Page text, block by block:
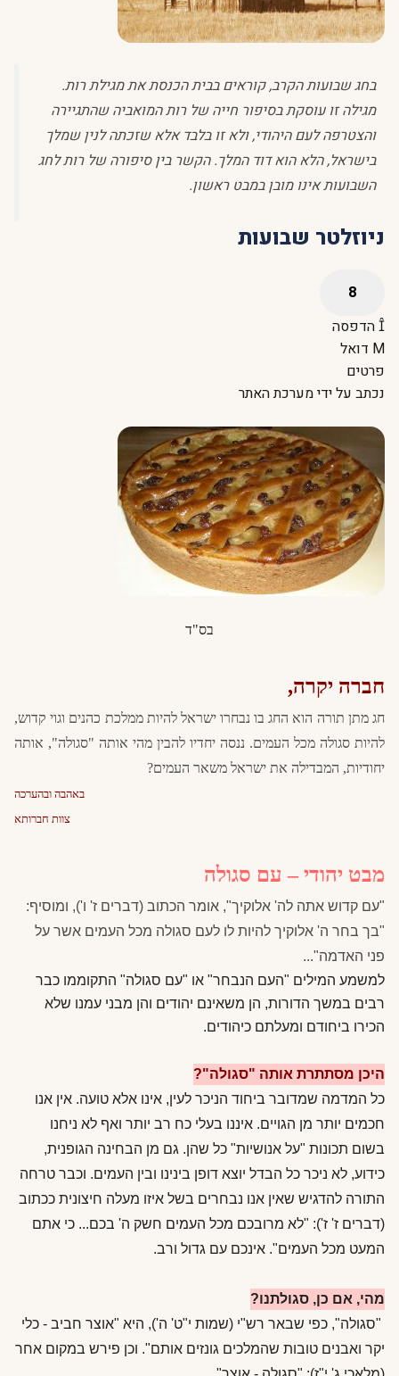
בחג שבועות הקרב, קוראים בבית הכנסת את מגילת רות.
מגילה זו עוסקת בסיפור חייה של רות המואביה שהתגיירה
והצטרפה לעם היהודי, ולא זו בלבד אלא שזכתה לנין שמלך
בישראל, הלא הוא דוד המלך. הקשר בין סיפורה של רות לחג
השבועות אינו מובן במבט ראשון.
ניוזלטר שבועות
הדפסה
דואל
פרטים
נכתב על ידימערכת האתר
בס"ד
חברה יקרה,
חג מתן תורה הוא החג בו נבחרו ישראל להיות ממלכת כהנים וגוי קדוש,
להיות סגולה מכל העמים. ננסה יחדיו להבין מהי אותה "סגולה", אותה
יחודיות, המבדילה את ישראל משאר העמים?
באהבה ובהערכה
צוות חברותא
מבט יהודי – עם סגולה
"עם קדוש אתה לה' אלוקיך", אומר הכתוב (דברים ז' ו'), ומוסיף:
"בך בחר ה' אלוקיך להיות לו לעם סגולה מכל העמים אשר על
פני האדמה"...
למשמע המילים "העם הנבחר" או "עם סגולה" התקוממו כבר
רבים במשך הדורות, הן משאינם יהודים והן מבני עמנו שלא
הכירו ביחודם ומעלתם כיהודים.
היכן מסתתרת אותה "סגולה"?
כל המדמה שמדובר ביחוד הניכר לעין, אינו אלא טועה. אין אנו
חכמים יותר מן הגויים. איננו בעלי כח רב יותר ואף לא ניחנו
בשום תכונות "על אנושיות" כל שהן. גם מן הבחינה הגופנית,
כידוע, לא ניכר כל הבדל יוצא דופן בינינו ובין העמים. וכבר טרחה
התורה להדגיש שאין אנו נבחרים בשל איזו מעלה חיצונית ככתוב
(דברים ז' ז'): "לא מרובכם מכל העמים חשק ה' בכם... כי אתם
המעט מכל העמים". אינכם עם גדול ורב.
מהי, אם כן, סגולתנו?
"סגולה", כפי שבאר רש"י (שמות י"ט' ה'), היא "אוצר חביב - כלי
יקר ואבנים טובות שהמלכים גונזים אותם". וכן פירש במקום אחר